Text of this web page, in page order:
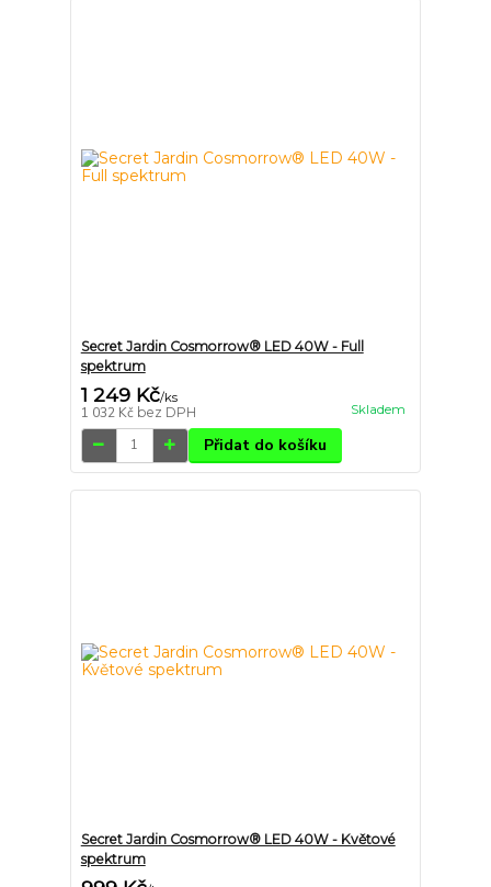
Secret Jardin Cosmorrow® LED 40W - Full
spektrum
1 249 Kč/ks
1 032 Kč bez DPH Skladem
Přidat do košíku
Secret Jardin Cosmorrow® LED 40W - Květové
spektrum